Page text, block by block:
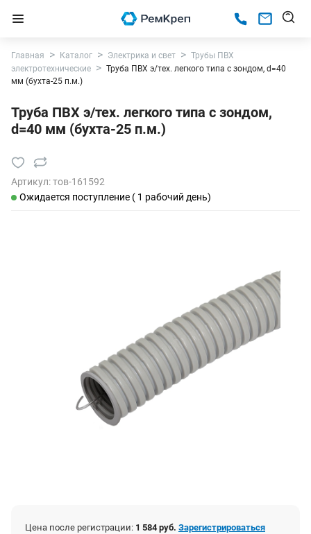
Главная Каталог Электрика и свет
Трубы ПВХ
электротехнические
Труба ПВХ э/тех. легкого типа с зондом, d=40
мм (бухта-25 п.м.)
Труба ПВХ э/тех. легкого типа с зондом,
d=40 мм (бухта-25 п.м.)
Артикул:тов-161592
Ожидается поступление ( 1 рабочий день)
Цена после регистрации: 1 584 руб. Зарегистрироваться